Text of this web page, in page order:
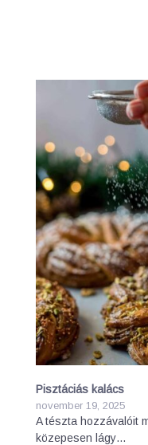
Pisztáciás kalács
november 19, 2025
A tészta hozzávalóit
közepesen lágy…